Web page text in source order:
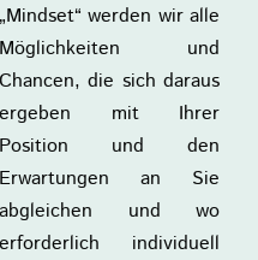
„Mindset“ werden wir alle
Möglichkeiten und
Chancen, die sich daraus
ergeben mit Ihrer
Position und den
Erwartungen an Sie
abgleichen und wo
erforderlich individuell